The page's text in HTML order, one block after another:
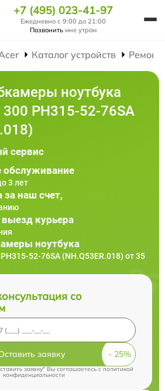
+7 (495) 023-41-97
Ежедневно с 9:00 до 21:00
Позвонить мне утром
Каталог устройств Ремонт
ноутбука
PH315-52-76SA
сервис
обслуживание
3 лет
за наш счет,
курьера
ноутбука
52-76SA (NH.Q53ER.018) от 35
со
заявку
заявку" Вы соглашаетесь cполитикой
конфиденциальности